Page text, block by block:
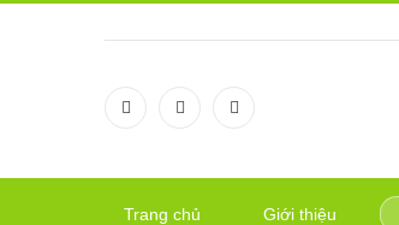
Trang chủ Giới thiệu